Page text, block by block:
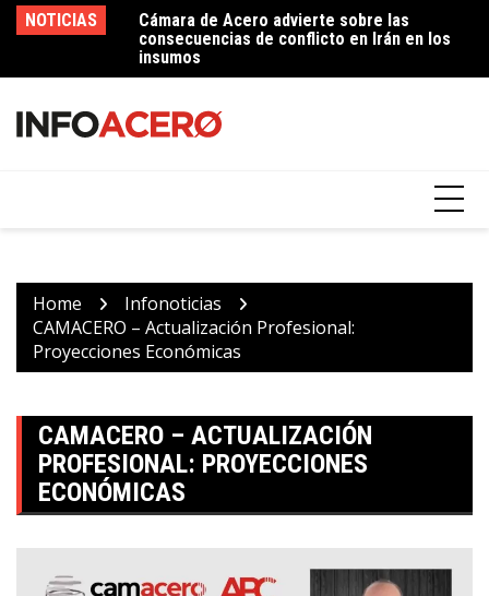
SkipNOTICIAS
Cámara de Acero advierte sobre las
consecuencias de conflicto en Irán en los
insumos
Imperial Soluciones de Acero – 50 años
contribuyendo al desarrollo del sector
ferretero
Home
Infonoticias
CAMACERO – Actualización Profesional:
Proyecciones Económicas
CAMACERO – ACTUALIZACIÓN
PROFESIONAL: PROYECCIONES
ECONÓMICAS